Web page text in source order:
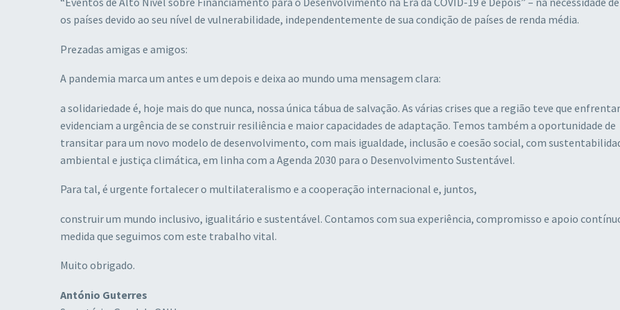
os países devido ao seu nível de vulnerabilidade, independentemente de sua condição de países de renda média.
Prezadas amigas e amigos:
A pandemia marca um antes e um depois e deixa ao mundo uma mensagem clara:
a solidariedade é, hoje mais do que nunca, nossa única tábua de salvação. As várias crises que a região teve que enfrentar
evidenciam a urgência de se construir resiliência e maior capacidades de adaptação. Temos também a oportunidade de
transitar para um novo modelo de desenvolvimento, com mais igualdade, inclusão e coesão social, com
ambiental e justiça climática, em linha com a Agenda 2030 para o Desenvolvimento Sustentável.
Para tal, é urgente fortalecer o multilateralismo e a cooperação internacional e, juntos,
construir um mundo inclusivo, igualitário e sustentável. Contamos com sua experiência, compromisso e apoio
medida que seguimos com este trabalho vital.
Muito obrigado.
António Guterres